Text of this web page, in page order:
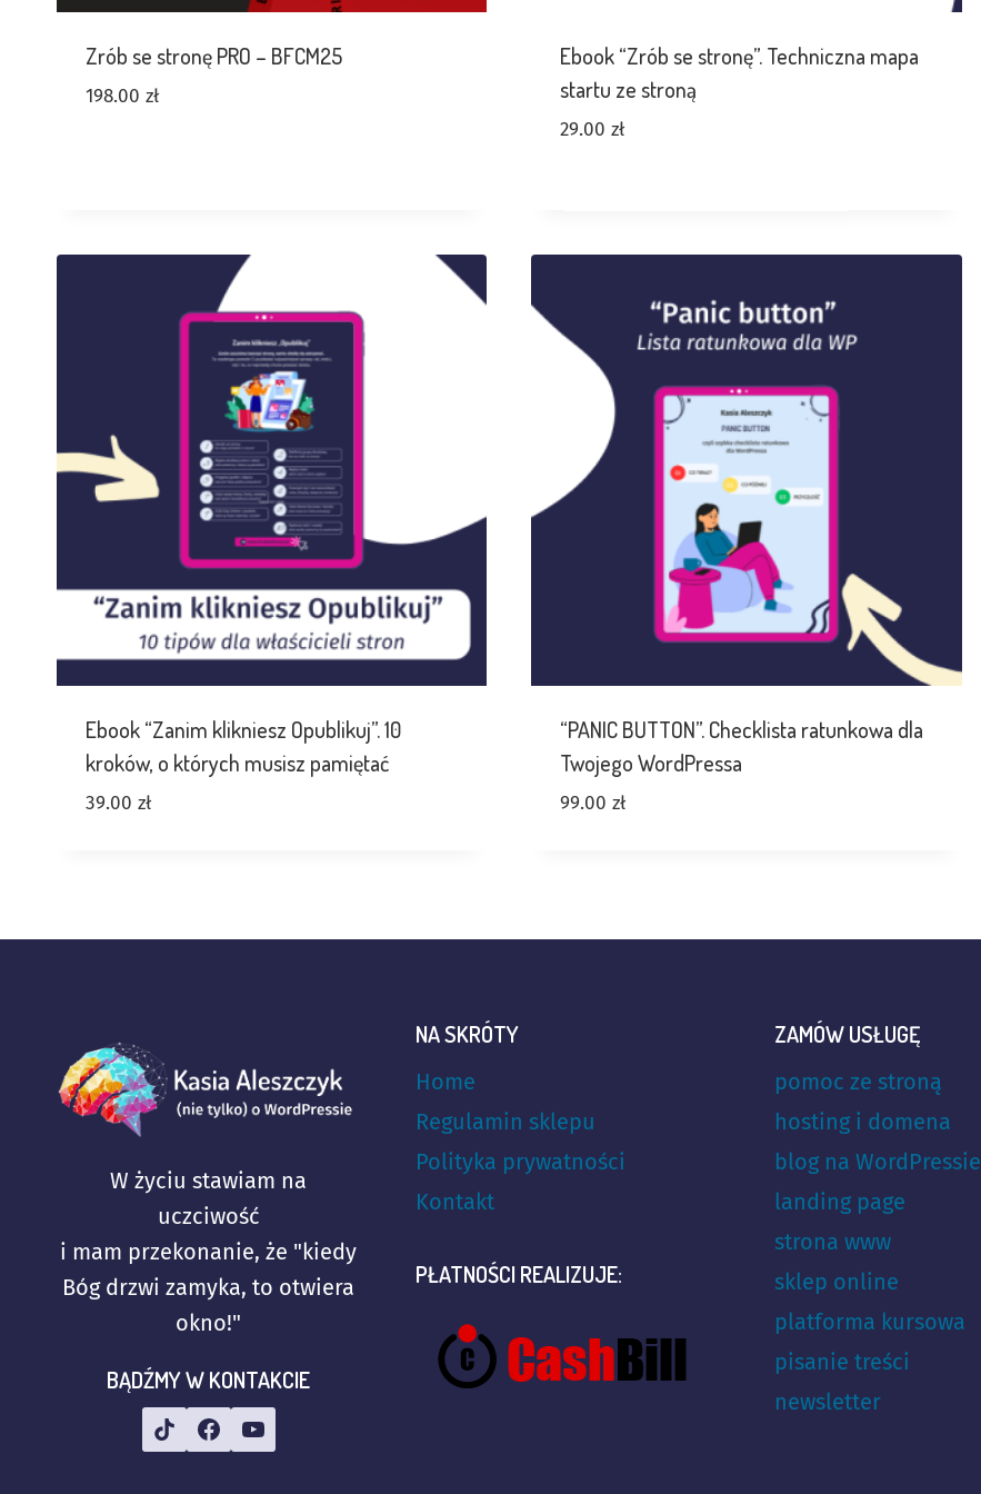
Zrób se stronę PRO – BFCM25
198.00 zł
Ebook “Zrób se stronę”. Techniczna mapa
startu ze stroną
29.00zł
Ebook “Zanim klikniesz Opublikuj”. 10
kroków, o których musisz pamiętać
39.00 zł
“PANIC BUTTON”. Checklista ratunkowa dla
Twojego WordPressa
99.00zł
W życiu stawiam na
uczciwość
i mam przekonanie, że "kiedy
Bóg drzwi zamyka, to otwiera
okno!"
BĄDŹMY W KONTAKCIE
NA SKRÓTY
Home
Regulamin sklepu
Polityka prywatności
Kontakt
PŁATNOŚCI REALIZUJE:
ZAMÓW USŁUGĘ
pomoc ze stroną
hosting i domena
blog na WordPressie
landing page
strona www
sklep online
platforma kursowa
pisanie treści
newsletter